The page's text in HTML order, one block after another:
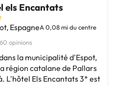
els Encantats
EspagneA 0,08 mi du centre
opinions
la municipalité d'Espot,
région catalane de Pallars
est